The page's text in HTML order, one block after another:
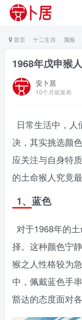
首页 十二生肖 属猴
1968年戊申猴
安卜居
10个月前发布
日常生活中，
决，其实挑选颜
应关注与自身特
的土命猴人究竟
1、蓝色
对于1968年的
择。这种颜色宁
猴之人性格较为
中，佩戴蓝色手
豁达的态度面对